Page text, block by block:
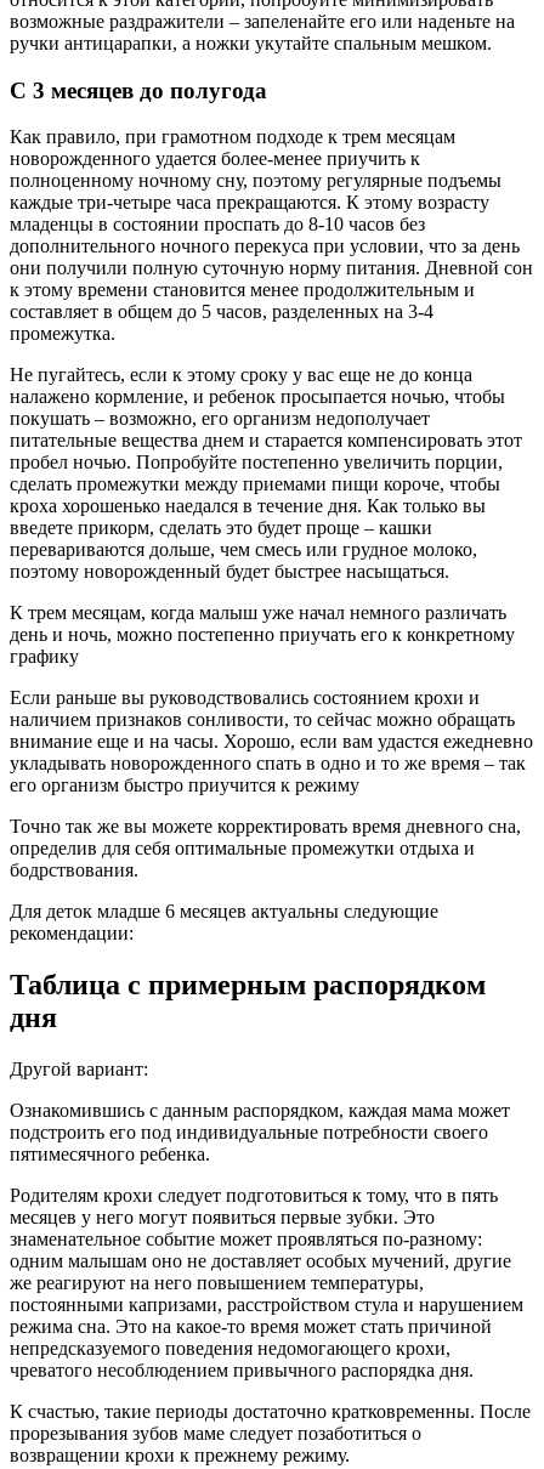
возможные раздражители – запеленайте его или наденьте на
ручки антицарапки, а ножки укутайте спальным мешком.
С 3 месяцев до полугода
Как правило, при грамотном подходе к трем месяцам
новорожденного удается более-менее приучить к
полноценному ночному сну, поэтому регулярные подъемы
каждые три-четыре часа прекращаются. К этому возрасту
младенцы в состоянии проспать до 8-10 часов без
дополнительного ночного перекуса при условии, что за день
они получили полную суточную норму питания. Дневной сон
к этому времени становится менее продолжительным и
составляет в общем до 5 часов, разделенных на 3-4
промежутка.
Не пугайтесь, если к этому сроку у вас еще не до конца
налажено кормление, и ребенок просыпается ночью, чтобы
покушать – возможно, его организм недополучает
питательные вещества днем и старается компенсировать этот
пробел ночью. Попробуйте постепенно увеличить порции,
сделать промежутки между приемами пищи короче, чтобы
кроха хорошенько наедался в течение дня. Как только вы
введете прикорм, сделать это будет проще – кашки
перевариваются дольше, чем смесь или грудное молоко,
поэтому новорожденный будет быстрее насыщаться.
К трем месяцам, когда малыш уже начал немного различать
день и ночь, можно постепенно приучать его к конкретному
графику
Если раньше вы руководствовались состоянием крохи и
наличием признаков сонливости, то сейчас можно обращать
внимание еще и на часы. Хорошо, если вам удастся ежедневно
укладывать новорожденного спать в одно и то же время – так
его организм быстро приучится к режиму
Точно так же вы можете корректировать время дневного сна,
определив для себя оптимальные промежутки отдыха и
бодрствования.
Для деток младше 6 месяцев актуальны следующие
рекомендации:
Таблица с примерным распорядком
дня
Другой вариант:
Ознакомившись с данным распорядком, каждая мама может
подстроить его под индивидуальные потребности своего
пятимесячного ребенка.
Родителям крохи следует подготовиться к тому, что в пять
месяцев у него могут появиться первые зубки. Это
знаменательное событие может проявляться по-разному:
одним малышам оно не доставляет особых мучений, другие
же реагируют на него повышением температуры,
постоянными капризами, расстройством стула и нарушением
режима сна. Это на какое-то время может стать причиной
непредсказуемого поведения недомогающего крохи,
чреватого несоблюдением привычного распорядка дня.
К счастью, такие периоды достаточно кратковременны. После
прорезывания зубов маме следует позаботиться о
возвращении крохи к прежнему режиму.